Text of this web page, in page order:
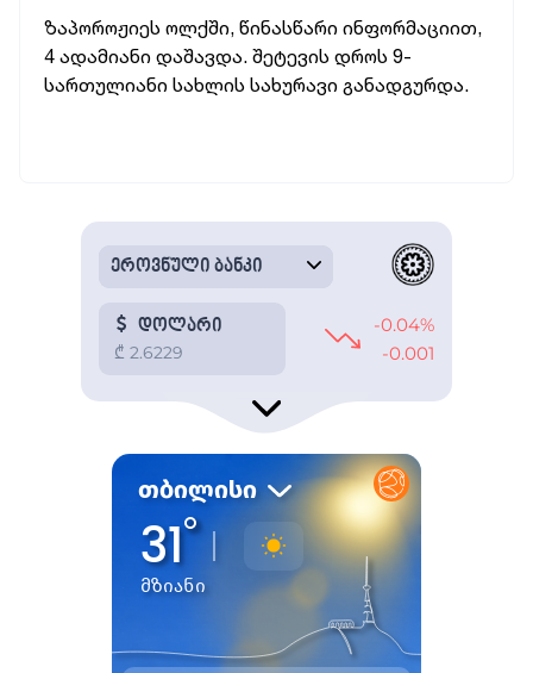
ზაპოროჟიეს ოლქში, წინასწარი ინფორმაციით,
4 ადამიანი დაშავდა. შეტევის დროს 9-
სართულიანი სახლის სახურავი განადგურდა.